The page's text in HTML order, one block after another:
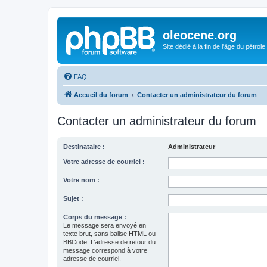
oleocene.org
Site dédié à la fin de l'âge du pétrole
FAQ
Accueil du forum Contacter un administrateur du forum
Contacter un administrateur du forum
Destinataire : Administrateur
Votre adresse de courriel :
Votre nom :
Sujet :
Corps du message :
Le message sera envoyé en
texte brut, sans balise HTML ou
BBCode. L’adresse de retour du
message correspond à votre
adresse de courriel.